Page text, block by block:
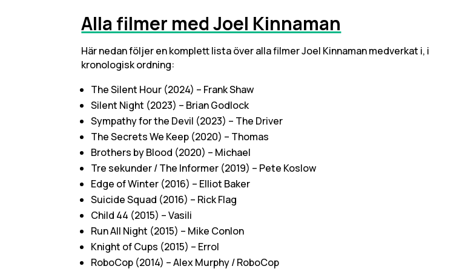
Alla filmer med Joel Kinnaman
Här nedan följer en komplett lista över alla filmer Joel Kinnaman medverkat i, i
kronologisk ordning:
The Silent Hour (2024) – Frank Shaw
Silent Night (2023) – Brian Godlock
Sympathy for the Devil (2023) – The Driver
The Secrets We Keep (2020) – Thomas
Brothers by Blood (2020) – Michael
Tre sekunder / The Informer (2019) – Pete Koslow
Edge of Winter (2016) – Elliot Baker
Suicide Squad (2016) – Rick Flag
Child 44 (2015) – Vasili
Run All Night (2015) – Mike Conlon
Knight of Cups (2015) – Errol
RoboCop (2014) – Alex Murphy / RoboCop